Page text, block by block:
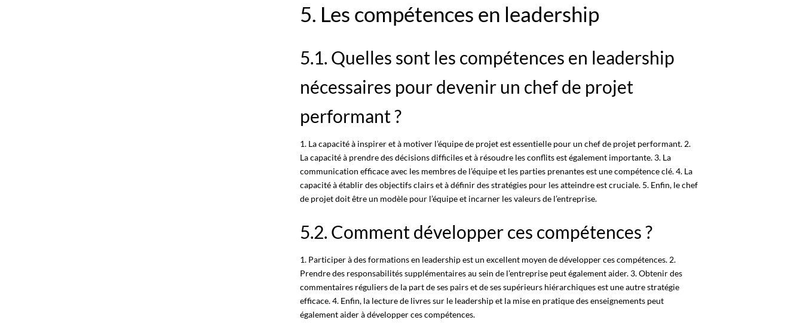
5. Les compétences en leadership
5.1. Quelles sont les compétences en leadership
nécessaires pour devenir un chef de projet
performant ?
1. La capacité à inspirer et à motiver l’équipe de projet est essentielle pour un chef de projet performant. 2.
La capacité à prendre des décisions difficiles et à résoudre les conflits est également importante. 3. La
communication efficace avec les membres de l’équipe et les parties prenantes est une compétence clé. 4. La
capacité à établir des objectifs clairs et à définir des stratégies pour les atteindre est cruciale. 5. Enfin, le chef
de projet doit être un modèle pour l’équipe et incarner les valeurs de l’entreprise.
5.2. Comment développer ces compétences ?
1. Participer à des formations en leadership est un excellent moyen de développer ces compétences. 2.
Prendre des responsabilités supplémentaires au sein de l’entreprise peut également aider. 3. Obtenir des
commentaires réguliers de la part de ses pairs et de ses supérieurs hiérarchiques est une autre stratégie
efficace. 4. Enfin, la lecture de livres sur le leadership et la mise en pratique des enseignements peut
également aider à développer ces compétences.